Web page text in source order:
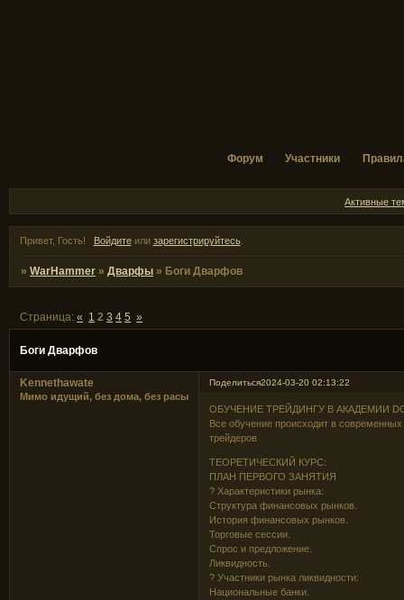
Форум Участники
Активные
Привет, Гость! Войдитеили зарегистрируйтесь.
»WarHammer »Дварфы » Боги Дварфов
Боги Дварфов
Страница:« 1 2 3 4 5 »
Поделиться2024-03-20 02:13:22
Kennethawate
Мимо идущий, без дома, без расы
ОБУЧЕНИЕ ТРЕЙДИНГУ В АКАДЕМИИ
Все обучение происходит в
трейдеров
ТЕОРЕТИЧЕСКИЙ КУРС:
ПЛАН ПЕРВОГО ЗАНЯТИЯ
? Характеристики рынка:
Структура финансовых рынков.
История финансовых рынков.
Торговые сессии.
Спрос и предложение.
Ликвидность.
? Участники рынка ликвидности:
Национальные банки.